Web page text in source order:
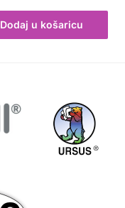
Dodaj u košaricu